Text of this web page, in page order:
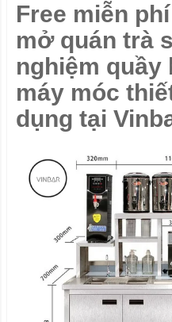
Free miễn
mở quán trà
nghiệm
máy móc
dụng tại